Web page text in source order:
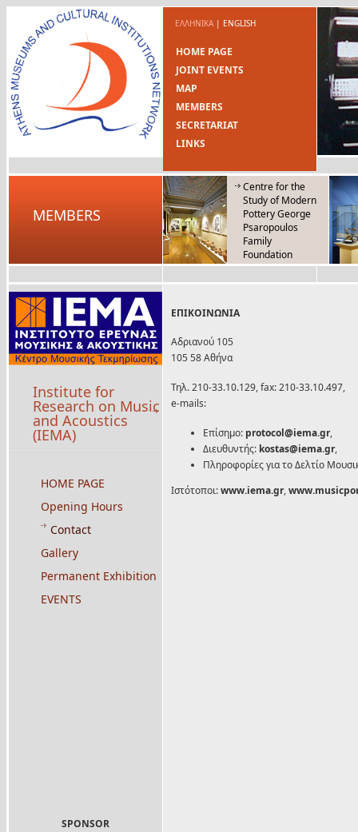
ΕΛΛΗΝΙΚΑ| ENGLISH
HOME PAGE
JOINT EVENTS
MAP
MEMBERS
SECRETARIAT
LINKS
MEMBERS
Centre for the
Study of Modern
Pottery George
Psaropoulos
Family
Foundation
Institute for
Research on Music
and Acoustics
(IEMA)
HOME PAGE
Opening Hours
Contact
Gallery
Permanent Exhibition
EVENTS
ΕΠΙΚΟΙΝΩΝΙΑ
Αδριανού 105
105 58 Αθήνα
Τηλ. 210-33.10.129, fax: 210-33.10.497,
e-mails:
Επίσημο: protocol@iema.gr,
Διευθυντής: kostas@iema.gr,
Πληροφορίες για το Δελτίο
Ιστότοποι:www.iema.gr,
SPONSOR